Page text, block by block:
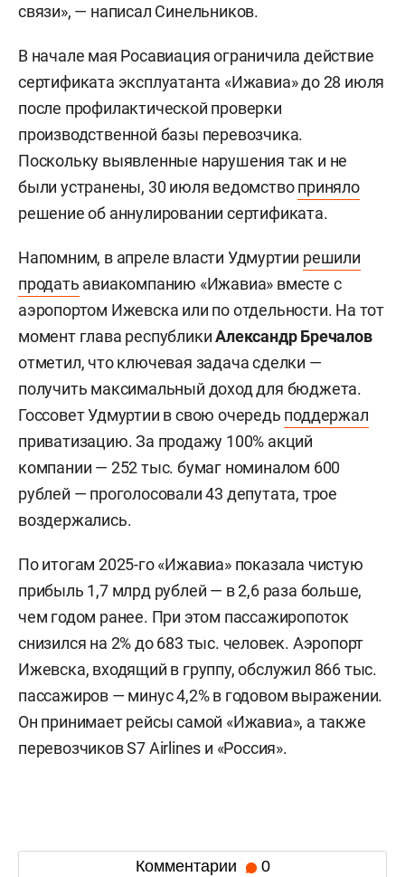
связи», — написал Синельников.
В начале мая Росавиация ограничила действие
сертификата эксплуатанта «Ижавиа» до 28 июля
после профилактической проверки
производственной базы перевозчика.
Поскольку выявленные нарушения так и не
были устранены, 30 июля ведомствоприняло
решение об аннулировании сертификата.
Напомним, в апреле власти Удмуртии решили
продать авиакомпанию «Ижавиа» вместе с
аэропортом Ижевска или по отдельности. На тот
момент глава республикиАлександр Бречалов
отметил, что ключевая задача сделки —
получить максимальный доход для бюджета.
Госсовет Удмуртии в свою очередь поддержал
приватизацию. За продажу 100% акций
компании — 252 тыс. бумаг номиналом 600
рублей — проголосовали 43 депутата, трое
воздержались.
По итогам 2025-го «Ижавиа» показала чистую
прибыль 1,7 млрд рублей — в 2,6 раза больше,
чем годом ранее. При этом пассажиропоток
снизился на 2% до 683 тыс. человек. Аэропорт
Ижевска, входящий в группу, обслужил 866 тыс.
пассажиров — минус 4,2% в годовом выражении.
Он принимает рейсы самой «Ижавиа», а также
перевозчиков S7 Airlines и «Россия».
Комментарии 0